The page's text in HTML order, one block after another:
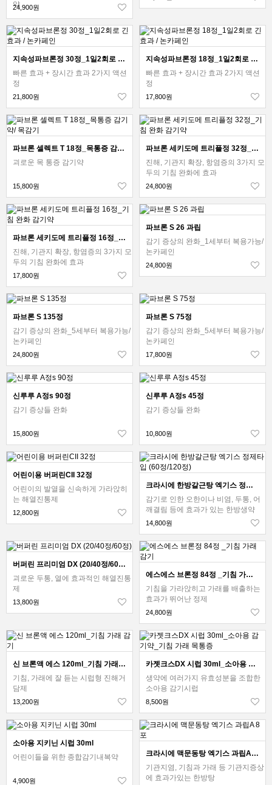
약
24,900원
지속성파브론정 30정_1일2회로 긴 효과 / 논카페인
빠른 효과 + 장시간 효과 2가지 액션
정
21,800원
지속성파브론정 18정_1일2회로 긴 효과 / 논카페인
빠른 효과 + 장시간 효과 2가지 액션
정
17,800원
파브론 셀렉트 T 18정_목통증 감기약/ 목감기
괴로운 목 통증 감기약
15,800원
파브론 세키도메 트리플정 32정_기침 완화 감기약
진해, 기관지 확장, 항염증의 3가지 모
두의 기침 완화에 효과
24,800원
파브론 세키도메 트리플정 16정_기침 완화 감기약
진해, 기관지 확장, 항염증의 3가지 모
두의 기침 완화에 효과
17,800원
파브론 S 26 과립
감기 증상의 완화_1세부터 복용가능/
논카페인
24,800원
파브론 S 135정
감기 증상의 완화_5세부터 복용가능/
논카페인
24,800원
파브론 S 75정
감기 증상의 완화_5세부터 복용가능/
논카페인
17,800원
신루루 A정s 90정
감기 증상들 완화
15,800원
신루루 A정s 45정
감기 증상들 완화
10,800원
어린이용 버퍼린CII 32정
어린이의 발열을 신속하게 가라앉히
는 해열진통제
12,800원
크라시에 한방갈근탕 엑기스 정제타입 (60정/120정)
감기로 인한 오한이나 비염, 두통, 어
깨결림 등에 효과가 있는 한방생약
14,800원
버퍼린 프리미엄 DX (20/40정/60정)
괴로운 두통, 열에 효과적인 해열진통
제
13,800원
에스에스 브론정 84정 _기침 가래 감기
기침을 가라앉히고 가래를 배출하는
효과가 뛰어난 정제
24,800원
신 브론액 에스 120ml_기침 가래 감기
기침, 가래에 잘 듣는 시럽형 진해거
담제
13,200원
카젯크스DX 시럽 30ml_소아용 감기약_기침 가래 목통증
생약에 여러가지 유효성분을 조합한
소아용 감기시럽
8,500원
소아용 지키닌 시럽 30ml
어린이들을 위한 종합감기내복약
4,900원
크라시에 맥문동탕 엑기스 과립A 8포
기관지염, 기침과 가래 등 기관지증상
에 효과가있는 한방탕